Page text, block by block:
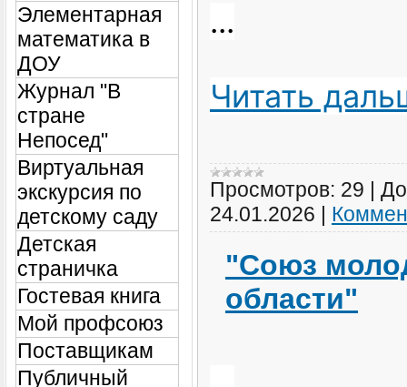
Элементарная
математика в
ДОУ
Журнал "В
стране
Непосед"
Виртуальная
экскурсия по
детскому саду
Детская
страничка
Гостевая книга
Мой профсоюз
Поставщикам
Публичный
...
Читать
Просмотров: 29
24.01.2026
"Союз
области"